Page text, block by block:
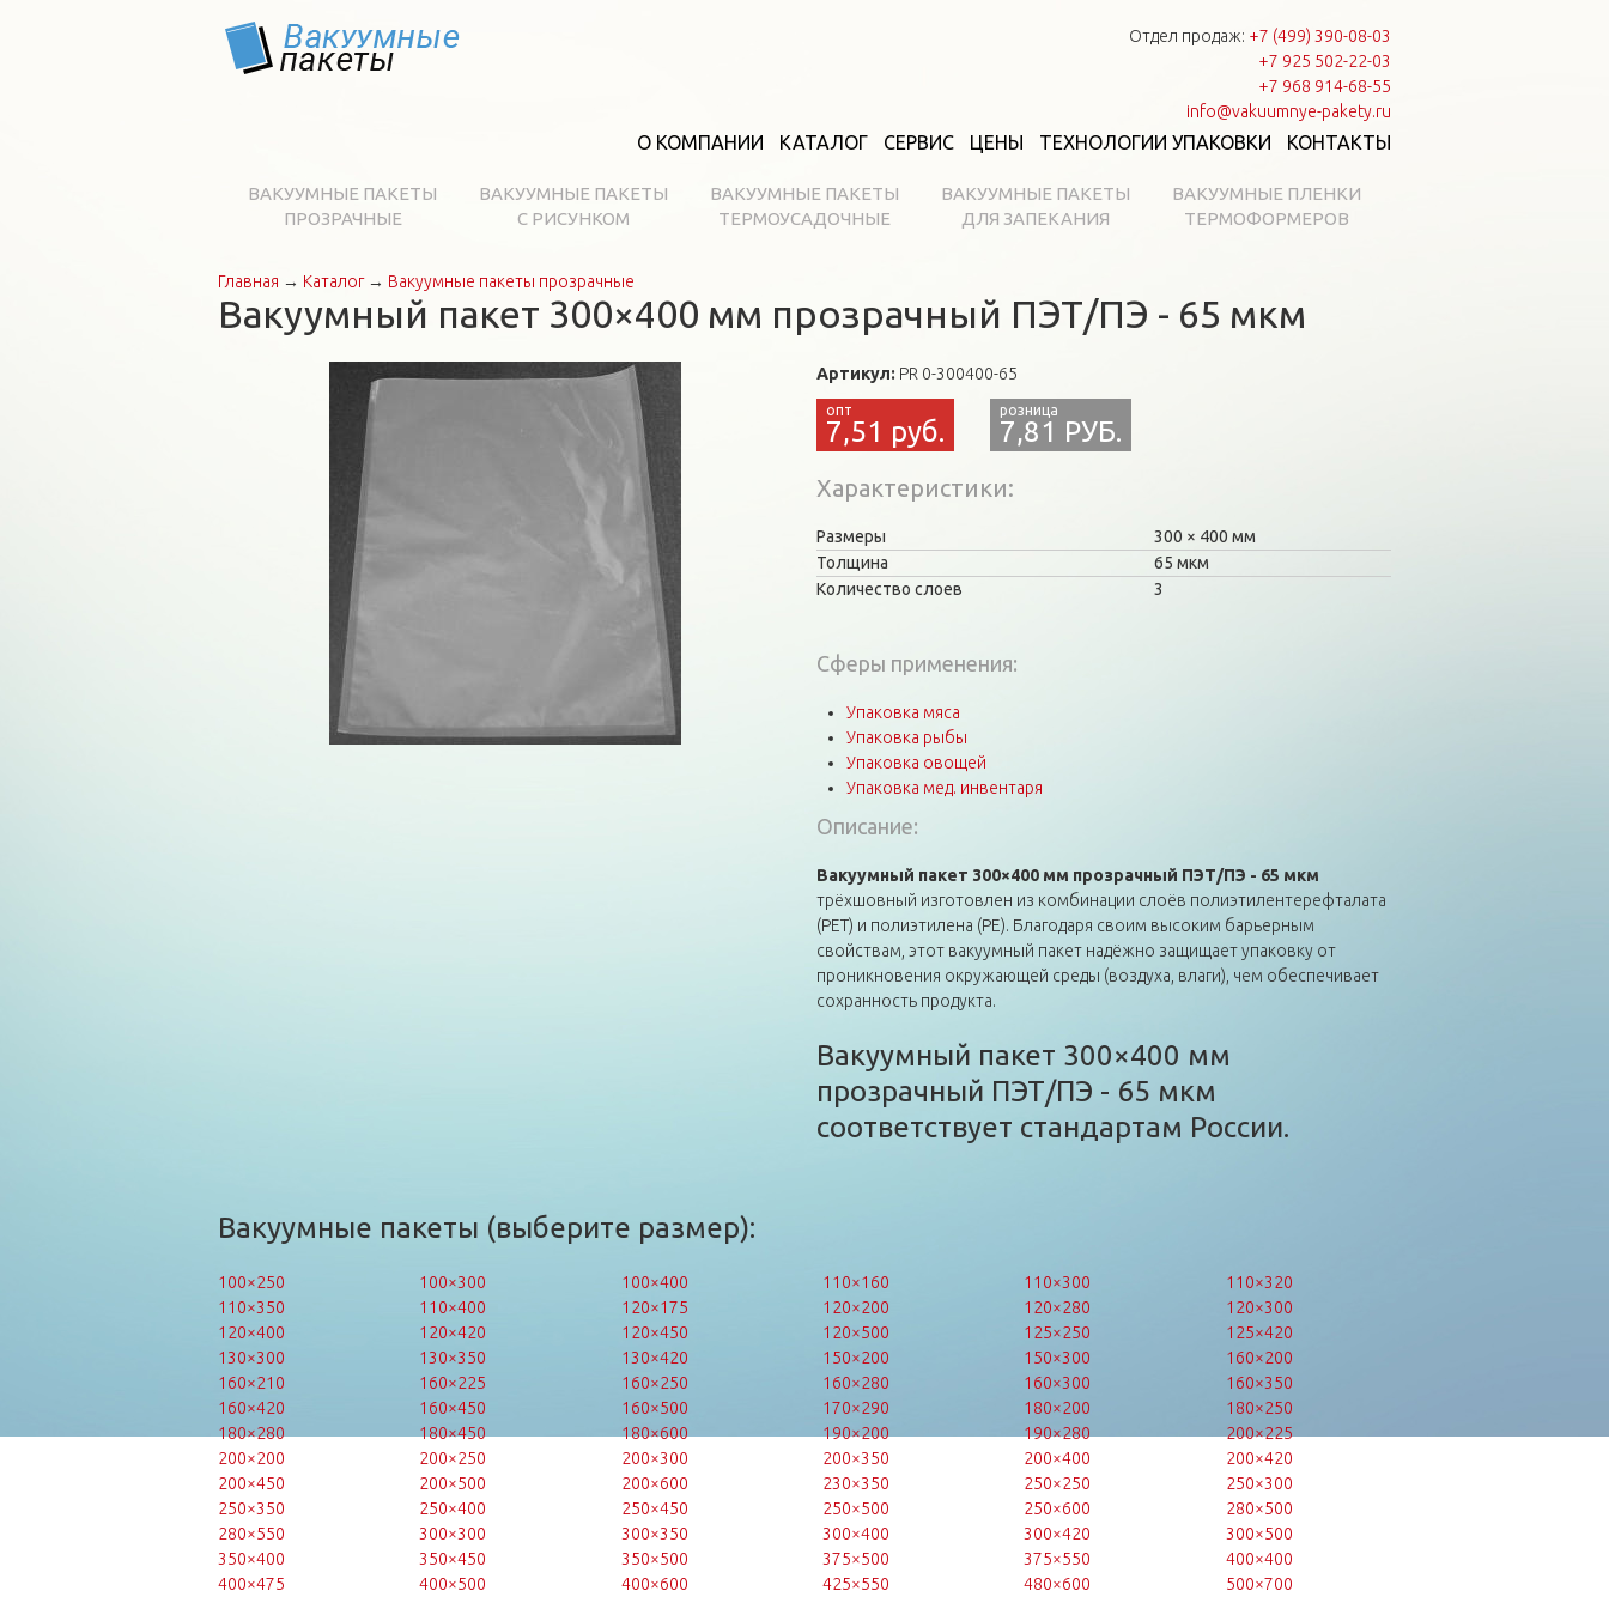
Отдел продаж: +7 (499) 390-08-03
+7 925 502-22-03
+7 968 914-68-55
info@vakuumnye-pakety.ru
О КОМПАНИИ КАТАЛОГ СЕРВИС ЦЕНЫ ТЕХНОЛОГИИ УПАКОВКИ КОНТАКТЫ
ВАКУУМНЫЕ ПАКЕТЫ
ПРОЗРАЧНЫЕ
ВАКУУМНЫЕ ПАКЕТЫ
С РИСУНКОМ
ВАКУУМНЫЕ ПАКЕТЫ
ТЕРМОУСАДОЧНЫЕ
ВАКУУМНЫЕ ПАКЕТЫ
ДЛЯ ЗАПЕКАНИЯ
ВАКУУМНЫЕ ПЛЕНКИ
ТЕРМОФОРМЕРОВ
Вы здесь
Главная → Каталог→ Вакуумные пакеты прозрачные
Вакуумный пакет 300×400 мм прозрачный ПЭТ/ПЭ - 65 мкм
Артикул: PR 0-300400-65
7,51 руб. 7,81 РУБ.
Характеристики
Размеры 300
400 мм
Толщина
65 мкм
Количество слоев
3
Сферы применения:
Упаковка мяса
Упаковка рыбы
Упаковка овощей
Упаковка мед. инвентаря
Описание:
Вакуумный пакет 300×400 мм прозрачный ПЭТ/ПЭ - 65 мкм
трёхшовный изготовлен из комбинации слоёв полиэтилентерефталата
(PET) и полиэтилена (PE). Благодаря своим высоким барьерным
свойствам, этот вакуумный пакет надёжно защищает упаковку от
проникновения окружающей среды (воздуха, влаги), чем обеспечивает
сохранность продукта.
Вакуумный пакет 300×400 мм
прозрачный ПЭТ/ПЭ - 65 мкм
соответствует стандартам России.
Вакуумные пакеты (выберите размер):
100×250 100×300 100×400 110×160 110×300
110×320
110×350
110×400 120×175 120×200 120×280
120×300
120×400
120×420 120×450 120×500 125×250
125×420
130×300
130×350 130×420 150×200 150×300
160×200
160×210
160×225 160×250 160×280 160×300
160×350
160×420
160×450 160×500 170×290 180×200
180×250
180×280
180×450 180×600 190×200 190×280
200×225
200×200
200×250 200×300 200×350 200×400
200×420
200×450
200×500 200×600 230×350 250×250
250×300
250×350
250×400 250×450 250×500 250×600
280×500
280×550
300×300 300×350 300×400 300×420
300×500
350×400
350×450 350×500 375×500 375×550
400×400
400×475
400×500 400×600 425×550 480×600 500×700